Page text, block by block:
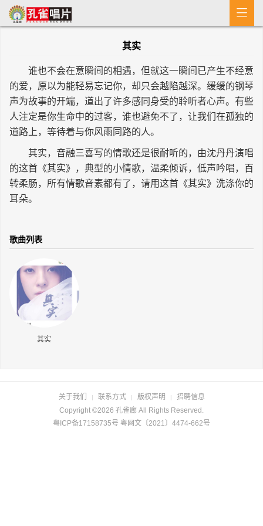
首 页
MV
新闻
艺人介绍
专辑
收歌

其实
谁也不会在意瞬间的相遇，但就这一瞬间已产生不经意
的爱，原以为能轻易忘记你，却只会越陷越深。缓缓的钢琴
声为故事的开端，道出了许多感同身受的聆听者心声。有些
人注定是你生命中的过客，谁也避免不了，让我们在孤独的
道路上，等待着与你风雨同路的人。
其实，音融三喜写的情歌还是很耐听的，由沈丹丹演唱
的这首《其实》，典型的小情歌，温柔倾诉，低声吟唱，百
转柔肠，所有情歌音素都有了，请用这首《其实》洗涤你的
耳朵。
歌曲列表
其实
关于我们 联系方式 版权声明
招聘信息
Copyright ©2026 孔雀廊 All Rights Reserved.
粤ICP备17158735号 粤网文〔2021〕4474-662号